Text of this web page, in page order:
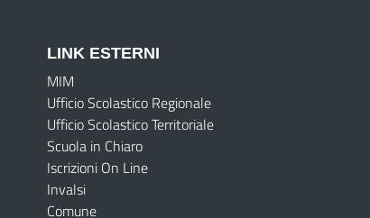
LINK ESTERNI
MIM
Ufficio Scolastico Regionale
Ufficio Scolastico Territoriale
Scuola in Chiaro
Iscrizioni On Line
Invalsi
Comune